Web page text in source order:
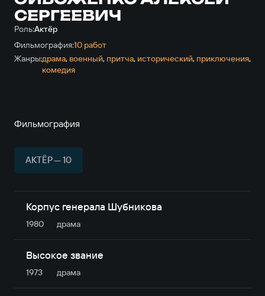
СЕРГЕЕВИЧ
Роль:Актёр
Фильмография:10 работ
Жанры:драма, военный, притча, исторический, приключе­ния,
комедия
Фильмография
АКТЁР — 10
Корпус генерала Шубникова
1980 драма
Высокое звание
1973 драма